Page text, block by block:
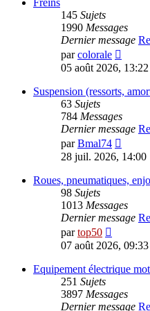
Freins
145 Sujets
1990 Messages
Dernier message
parcolorale
le
05 août 2026, 13:22
Suspension (ressorts,
63 Sujets
784 Messages
Dernier message
parBmal74
le
28 juil. 2026, 14:00
Roues, pneumatiques,
98 Sujets
1013 Messages
Dernier message
partop50
le
dernier
message
07 août 2026, 09:33
Equipement électrique
251 Sujets
3897 Messages
Dernier message